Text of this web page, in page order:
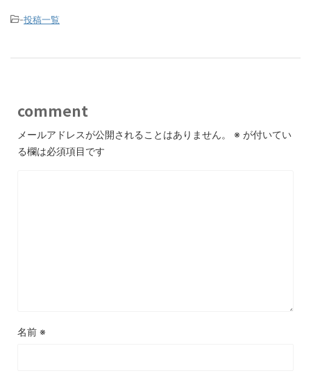
-投稿一覧
comment
メールアドレスが公開されることはありません。 ※ が付いてい
る欄は必須項目です
名前 ※